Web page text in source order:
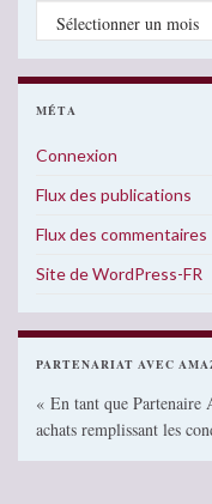
Archives
MÉTA
Connexion
Flux des publications
Flux des commentaires
Site de WordPress-FR
PARTENARIAT AVEC
« En tant que Partenaire
achats remplissant les